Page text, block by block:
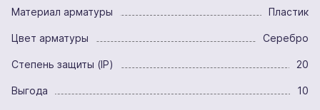
Материал арматуры Пластик
Цвет арматуры Серебро
Степень защиты (IP) 20
Выгода 10